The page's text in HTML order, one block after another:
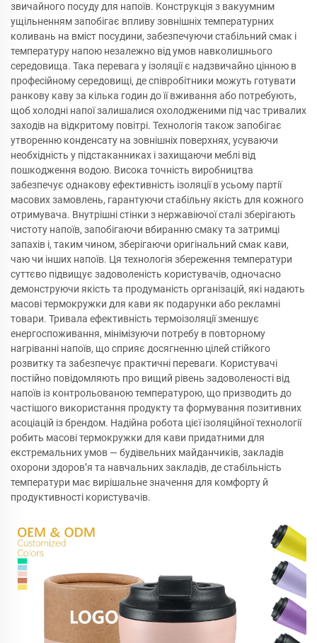
звичайного посуду для напоїв. Конструкція з вакуумним
ущільненням запобігає впливу зовнішніх температурних
коливань на вміст посудини, забезпечуючи стабільний смак і
температуру напою незалежно від умов навколишнього
середовища. Така перевага у ізоляції є надзвичайно цінною в
професійному середовищі, де співробітники можуть готувати
ранкову каву за кілька годин до її вживання або потребують,
щоб холодні напої залишалися охолодженими під час тривалих
заходів на відкритому повітрі. Технологія також запобігає
утворенню конденсату на зовнішніх поверхнях, усуваючи
необхідність у підстаканниках і захищаючи меблі від
пошкодження водою. Висока точність виробництва
забезпечує однакову ефективність ізоляції в усьому партії
масових замовлень, гарантуючи стабільну якість для кожного
отримувача. Внутрішні стінки з нержавіючої сталі зберігають
чистоту напоїв, запобігаючи вбиранню смаку та затримці
запахів і, таким чином, зберігаючи оригінальний смак кави,
чаю чи інших напоїв. Ця технологія збереження температури
суттєво підвищує задоволеність користувачів, одночасно
демонструючи якість та продуманість організацій, які надають
масові термокружки для кави як подарунки або рекламні
товари. Тривала ефективність термоізоляції зменшує
енергоспоживання, мінімізуючи потребу в повторному
нагріванні напоїв, що сприяє досягненню цілей стійкого
розвитку та забезпечує практичні переваги. Користувачі
постійно повідомляють про вищий рівень задоволеності від
напоїв із контрольованою температурою, що призводить до
частішого використання продукту та формування позитивних
асоціацій із брендом. Надійна робота цієї ізоляційної технології
робить масові термокружки для кави придатними для
екстремальних умов — будівельних майданчиків, закладів
охорони здоров’я та навчальних закладів, де стабільність
температури має вирішальне значення для комфорту й
продуктивності користувачів.